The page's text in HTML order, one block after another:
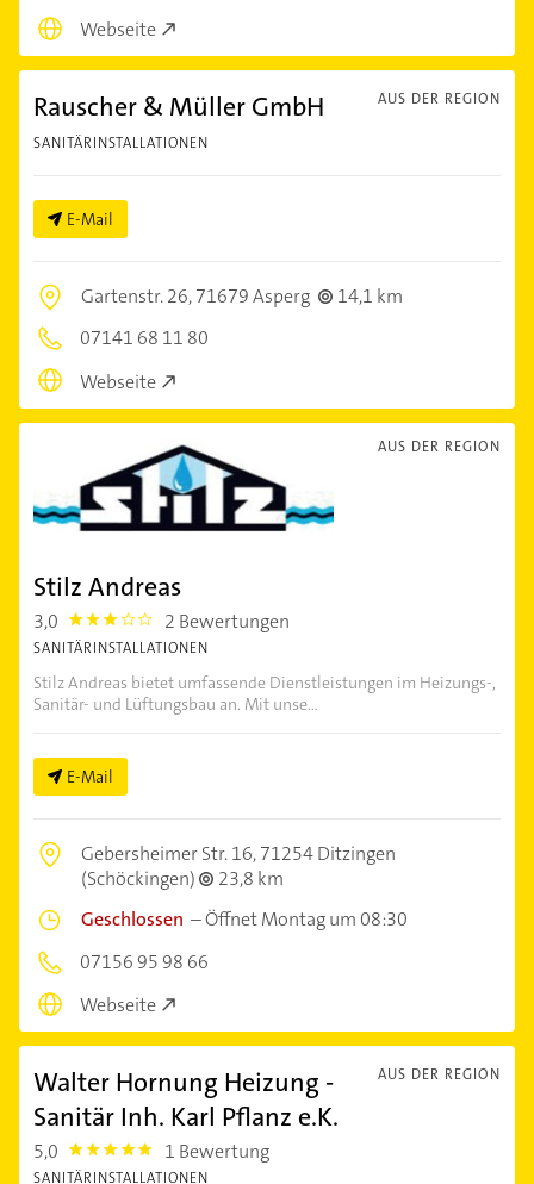
Webseite
AUS DER REGION
Rauscher & Müller GmbH
SANITÄRINSTALLATIONEN
E-Mail
Gartenstr. 26,71679 Asperg
14,1 km
07141 68 11 80
Webseite
AUS DER REGION
Stilz Andreas
3,0 3.0 2 Bewertungen
SANITÄRINSTALLATIONEN
Stilz Andreas bietet umfassende Dienstleistungen im Heizungs-,
Sanitär- und Lüftungsbau an. Mit unse...
E-Mail
Gebersheimer Str. 16,71254 Ditzingen
(Schöckingen)
23,8 km
Geschlossen –Öffnet Montag um 08:30
07156 95 98 66
Webseite
AUS DER REGION
Walter Hornung Heizung -
Sanitär Inh. Karl Pflanz e.K.
5,0 5.0 1 Bewertung
SANITÄRINSTALLATIONEN